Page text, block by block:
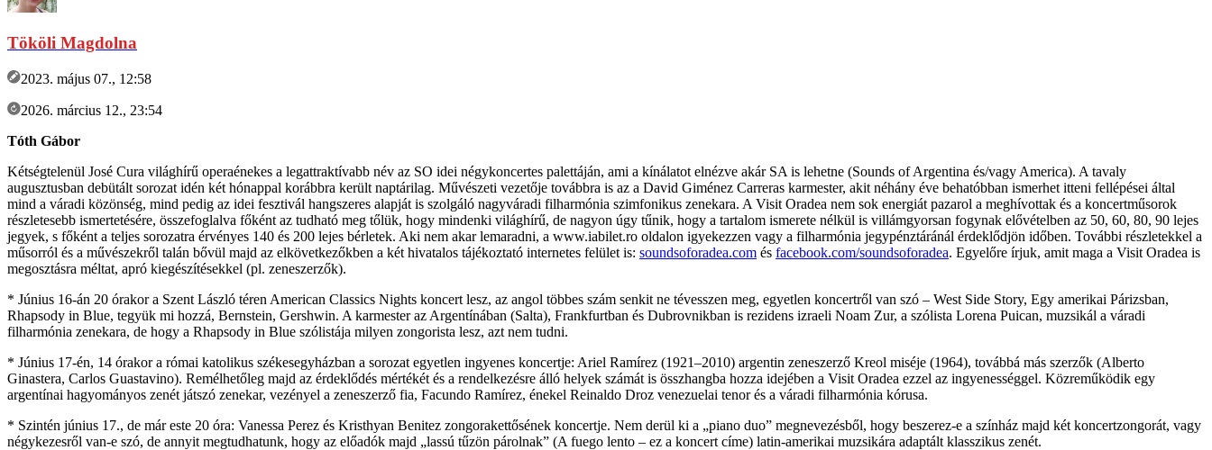
Tököli Magdolna
2023. május 07., 12:58
2026. március 12., 23:54
Tóth Gábor
Kétségtelenül José Cura világhírű operaénekes a legattraktívabb név az SO idei négykoncertes palettáján, ami a kínálatot elnézve akár SA is lehetne (Sounds of Argentina és/vagy America). A tavaly
augusztusban debütált sorozat idén két hónappal korábbra került naptárilag. Művészeti vezetője továbbra is az a David Giménez Carreras karmester, akit néhány éve behatóbban ismerhet itteni fellépései által
mind a váradi közönség, mind pedig az idei fesztivál hangszeres alapját is szolgáló nagyváradi filharmónia szimfonikus zenekara. A Visit Oradea nem sok energiát pazarol a meghívottak és a koncertműsorok
részletesebb ismertetésére, összefoglalva főként az tudható meg tőlük, hogy mindenki világhírű, de nagyon úgy tűnik, hogy a tartalom ismerete nélkül is villámgyorsan fogynak elővételben az 50, 60, 80, 90 lejes
jegyek, s főként a teljes sorozatra érvényes 140 és 200 lejes bérletek. Aki nem akar lemaradni, a www.iabilet.ro oldalon igyekezzen vagy a filharmónia jegypénztáránál érdeklődjön időben. További részletekkel a
műsorról és a művészekről talán bővül majd az elkövetkezőkben a két hivatalos tájékoztató internetes felület is: soundsoforadea.com és facebook.com/soundsoforadea. Egyelőre írjuk, amit maga a Visit Oradea is
megosztásra méltat, apró kiegészítésekkel (pl. zeneszerzők).
* Június 16-án 20 órakor a Szent László téren American Classics Nights koncert lesz, az angol többes szám senkit ne tévesszen meg, egyetlen koncertről van szó – West Side Story, Egy amerikai Párizsban,
Rhapsody in Blue, tegyük mi hozzá, Bernstein, Gershwin. A karmester az Argentínában (Salta), Frankfurtban és Dubrovnikban is rezidens izraeli Noam Zur, a szólista Lorena Puican, muzsikál a váradi
filharmónia zenekara, de hogy a Rhapsody in Blue szólistája milyen zongorista lesz, azt nem tudni.
* Június 17-én, 14 órakor a római katolikus székesegyházban a sorozat egyetlen ingyenes koncertje: Ariel Ramírez (1921–2010) argentin zeneszerző Kreol miséje (1964), továbbá más szerzők (Alberto
Ginastera, Carlos Guastavino). Remélhetőleg majd az érdeklődés mértékét és a rendelkezésre álló helyek számát is összhangba hozza idejében a Visit Oradea ezzel az ingyenességgel. Közreműködik egy
argentínai hagyományos zenét játszó zenekar, vezényel a zeneszerző fia, Facundo Ramírez, énekel Reinaldo Droz venezuelai tenor és a váradi filharmónia kórusa.
* Szintén június 17., de már este 20 óra: Vanessa Perez és Kristhyan Benitez zongorakettősének koncertje. Nem derül ki a „piano duo” megnevezésből, hogy beszerez-e a színház majd két koncertzongorát, vagy
négykezesről van-e szó, de annyit megtudhatunk, hogy az előadók majd „lassú tűzön párolnak” (A fuego lento – ez a koncert címe) latin-amerikai muzsikára adaptált klasszikus zenét.